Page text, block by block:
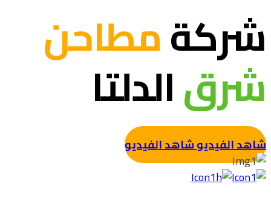
شركةمطاحن
شرقالدلتا
شاهد الفيديوشاهد الفيديو